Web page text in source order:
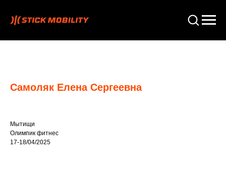
Самоляк Елена Сергеевна
Мытищи
Олимпик фитнес
17-18/04/2025